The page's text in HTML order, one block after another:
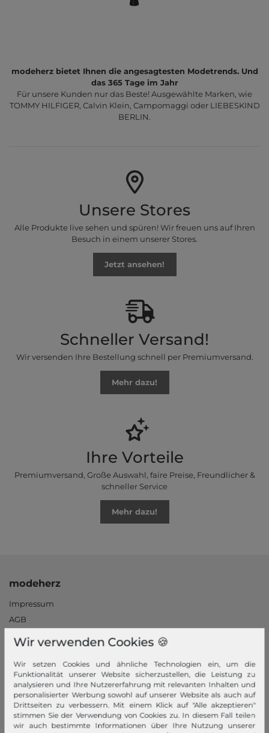
modeherz bietet Ihnen die angesagtesten Modetrends. Und
das 365 Tage im Jahr
Für unsere Kunden nur das Beste! Ausgewählte Marken, wie
TOMMY HILFIGER, Calvin Klein, Campomaggi oder LIEBESKIND
BERLIN.
Unsere Stores
Alle Produkte live sehen und spüren! Wir freuen uns auf Ihren
Besuch in einem unserer Stores.
Jetzt ansehen!
Schneller Versand!
Wir versenden Ihre Bestellung schnell per Premiumversand.
Mehr dazu!
Ihre Vorteile
Premiumversand, Große Auswahl, faire Preise, Freundlicher &
schneller Service
Mehr dazu!
modeherz
Impressum
AGB
Datenschutzerklärung
Datenschutzeinstellungen
Barrierefreiheitserklärung
Jobs
Unsere Stores
Wir verwenden Cookies 🍪
Wir setzen Cookies und ähnliche Technologien ein, um die
Funktionalität unserer Website sicherzustellen, die Leistung zu
analysieren und Ihre Nutzererfahrung mit relevanten Inhalten und
personalisierter Werbung sowohl auf unserer Website als auch auf
Drittseiten zu verbessern. Mit einem Klick auf "Alle akzeptieren"
stimmen Sie der Verwendung von Cookies zu. In diesem Fall teilen
wir auch bestimmte Informationen über Ihre Nutzung unserer